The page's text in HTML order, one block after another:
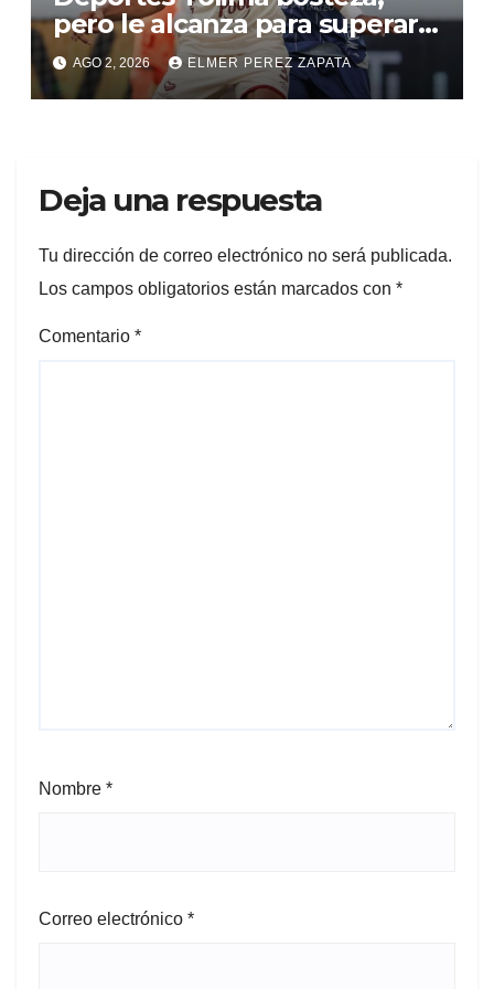
pero le alcanza para superar a
Alianza Valledupar 2 A 1
AGO 2, 2026 ELMER PEREZ ZAPATA
Deja una respuesta
Tu dirección de correo electrónico no será publicada.
Los campos obligatorios están marcados con *
Comentario *
Nombre *
Correo electrónico *